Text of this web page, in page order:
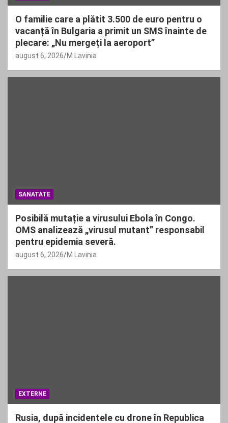
O familie care a plătit 3.500 de euro pentru o
vacanță în Bulgaria a primit un SMS înainte de
plecare: „Nu mergeți la aeroport”
august 6, 2026 M Lavinia
SANATATE
Posibilă mutație a virusului Ebola în Congo.
OMS analizează „virusul mutant” responsabil
pentru epidemia severă.
august 6, 2026 M Lavinia
EXTERNE
Rusia, după incidentele cu drone în Republica